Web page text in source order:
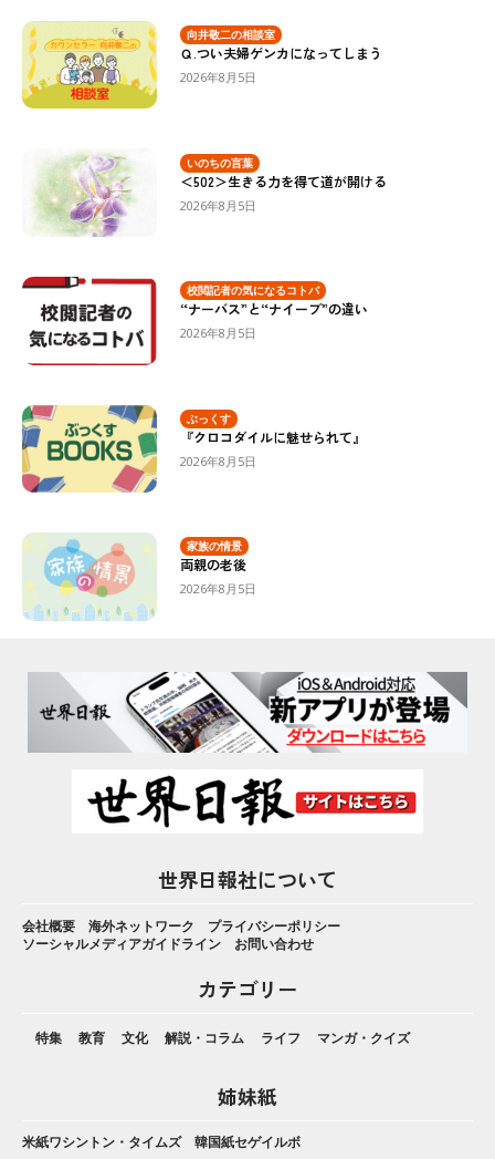
向井敬二の相談室
Ｑ.つい夫婦ゲンカになってしまう
2026年8月5日
いのちの言葉
＜502＞生きる力を得て道が開ける
2026年8月5日
校閲記者の気になるコトバ
“ナーバス”と“ナイーブ”の違い
2026年8月5日
ぶっくす
『クロコダイルに魅せられて』
2026年8月5日
家族の情景
両親の老後
2026年8月5日
世界日報社について
会社概要 海外ネットワーク
プライバシーポリシー
ソーシャルメディアガイドライン
お問い合わせ
カテゴリー
特集 教育 文化 解説・コラム ライフ マンガ・クイズ
姉妹紙
米紙ワシントン・タイムズ 韓国紙セゲイルボ